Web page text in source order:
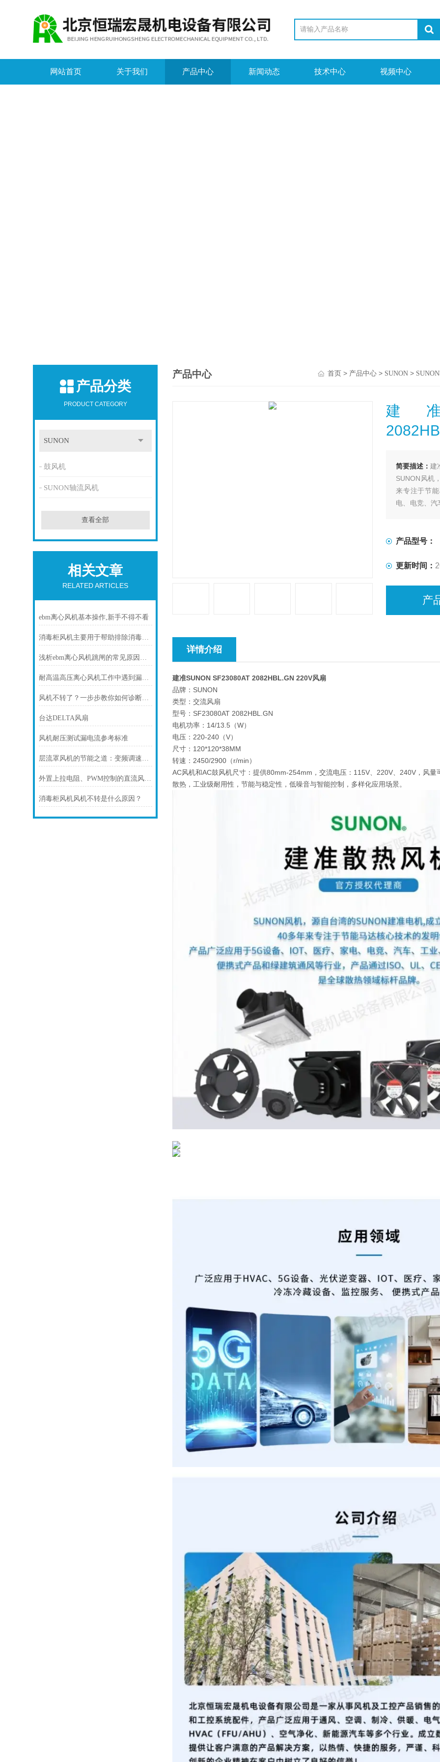
网站首页 关于我们 产品中心 新闻动态 技术中心 视频中心
产品分类
PRODUCT CATEGORY
SUNON
鼓风机
SUNON轴流风机
查看全部
相关文章
RELATED ARTICLES
ebm离心风机基本操作,新手不得不看
消毒柜风机主要用于帮助排除消毒柜内的湿气和异味
浅析ebm离心风机跳闸的常见原因及处理方法
耐高温高压离心风机工作中遇到漏油的情况时，应该怎么办?
风机不转了？一步步教你如何诊断故障
台达DELTA风扇
风机耐压测试漏电流参考标准
层流罩风机的节能之道：变频调速技术解析
外置上拉电阻、PWM控制的直流风机接线方式
消毒柜风机风机不转是什么原因？
产品中心 首页> 产品中心> SUNON>
建准
简要描述：建
SUNON风机
来专注于节
电、电竞、汽
产品型号：
更新时间：
产
详情介绍
建准SUNON SF23080AT 2082HBL.GN 220V风扇
品牌：SUNON
类型：交流风扇
型号：SF23080AT 2082HBL.GN
电机功率：14/13.5（W）
电压：220-240（V）
尺寸：120*120*38MM
转速：2450/2900（r/min）
AC风机和AC鼓风机尺寸：提供80mm-254mm，交流电压：115V、220V、240V，风
散热，工业级耐用性，节能与稳定性，低噪音与智能控制，多样化应用场景。